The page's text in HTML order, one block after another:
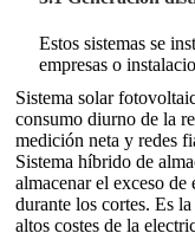
Estos sistemas se
empresas o
Sistema solar
consumo diurno de la
medición neta y redes
Sistema híbrido de
almacenar el exceso
durante los cortes. Es
altos costes de la